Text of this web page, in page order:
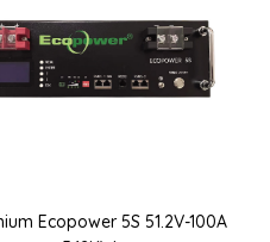
Ecopower 5S 51.2V-100A